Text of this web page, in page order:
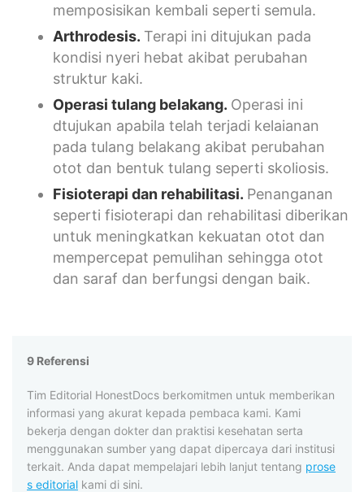
memposisikan kembali seperti semula.
Arthrodesis. Terapi ini ditujukan pada
kondisi nyeri hebat akibat perubahan
struktur kaki.
Operasi tulang belakang. Operasi ini
dtujukan apabila telah terjadi kelaianan
pada tulang belakang akibat perubahan
otot dan bentuk tulang seperti skoliosis.
Fisioterapi dan rehabilitasi. Penanganan
seperti fisioterapi dan rehabilitasi diberikan
untuk meningkatkan kekuatan otot dan
mempercepat pemulihan sehingga otot
dan saraf dan berfungsi dengan baik.
9 Referensi
Tim Editorial HonestDocs berkomitmen untuk memberikan
informasi yang akurat kepada pembaca kami. Kami
bekerja dengan dokter dan praktisi kesehatan serta
menggunakan sumber yang dapat dipercaya dari institusi
terkait. Anda dapat mempelajari lebih lanjut tentang prose
s editorial kami di sini.